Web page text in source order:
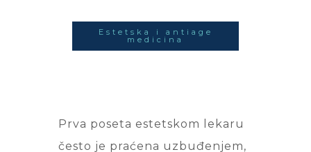
Estetska i antiage
medicina
Prva poseta estetskom lekaru
često je praćena uzbuđenjem,